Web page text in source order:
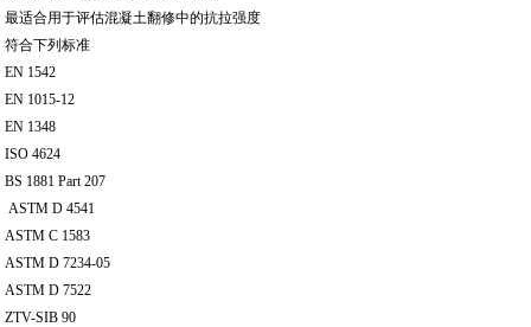
最适合用于评估混凝土翻修中的抗拉强度
符合下列标准
EN 1542
EN 1015-12
EN 1348
ISO 4624
BS 1881 Part 207
ASTM D 4541
ASTM C 1583
ASTM D 7234-05
ASTM D 7522
ZTV-SIB 90